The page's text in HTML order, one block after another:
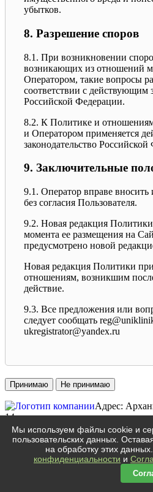
убытков.
8. Разрешение споров
8.1. При возникновении
возникающих из отношений
Оператором, такие вопросы
соответствии с действующим
Российской Федерации.
8.2. К Политике и
и Оператором применяется
законодательство
9. Заключительные
9.1. Оператор вправе
без согласия Пользователя.
9.2. Новая редакция Политики
момента ее размещения на
предусмотрено новой
Новая редакция Политики
отношениям, возникшим
действие.
9.3. Все предложения или
следует сообщать
ukregistrator@yandex.ru
Принимаю Не принимаю
Адрес:
14.
ТЦ «КОРОНА»
Мы используем файлы cookie и
пользовательских данных.
на обработку этих
конфиденциальности и